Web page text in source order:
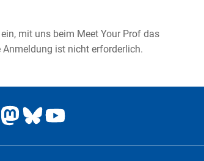
mit uns beim Meet Your Prof das
Anmeldung ist nicht erforderlich.